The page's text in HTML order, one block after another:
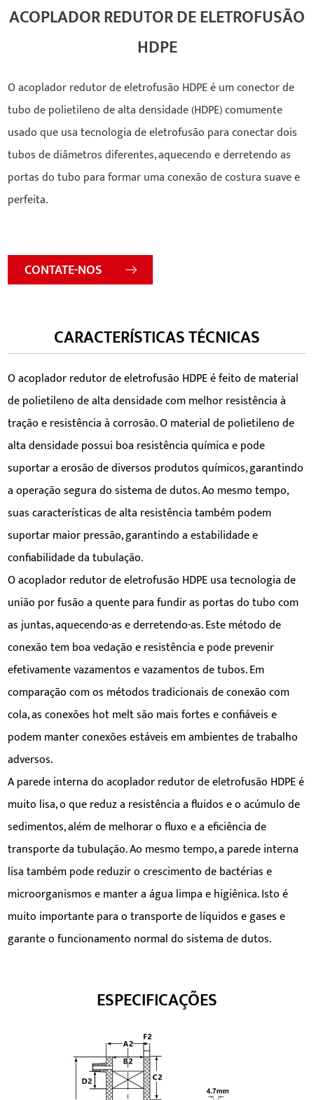
ACOPLADOR REDUTOR DE ELETROFUSÃO
HDPE
O acoplador redutor de eletrofusão HDPE é um conector de
tubo de polietileno de alta densidade (HDPE) comumente
usado que usa tecnologia de eletrofusão para conectar dois
tubos de diâmetros diferentes, aquecendo e derretendo as
portas do tubo para formar uma conexão de costura suave e
perfeita.
CONTATE-NOS
CARACTERÍSTICAS TÉCNICAS
O acoplador redutor de eletrofusão HDPE é feito de material
de polietileno de alta densidade com melhor resistência à
tração e resistência à corrosão. O material de polietileno de
alta densidade possui boa resistência química e pode
suportar a erosão de diversos produtos químicos, garantindo
a operação segura do sistema de dutos. Ao mesmo tempo,
suas características de alta resistência também podem
suportar maior pressão, garantindo a estabilidade e
confiabilidade da tubulação.
O acoplador redutor de eletrofusão HDPE usa tecnologia de
união por fusão a quente para fundir as portas do tubo com
as juntas, aquecendo-as e derretendo-as. Este método de
conexão tem boa vedação e resistência e pode prevenir
efetivamente vazamentos e vazamentos de tubos. Em
comparação com os métodos tradicionais de conexão com
cola, as conexões hot melt são mais fortes e confiáveis ​​e
podem manter conexões estáveis ​​em ambientes de trabalho
adversos.
A parede interna do acoplador redutor de eletrofusão HDPE é
muito lisa, o que reduz a resistência a fluidos e o acúmulo de
sedimentos, além de melhorar o fluxo e a eficiência de
transporte da tubulação. Ao mesmo tempo, a parede interna
lisa também pode reduzir o crescimento de bactérias e
microorganismos e manter a água limpa e higiênica. Isto é
muito importante para o transporte de líquidos e gases e
garante o funcionamento normal do sistema de dutos.
ESPECIFICAÇÕES